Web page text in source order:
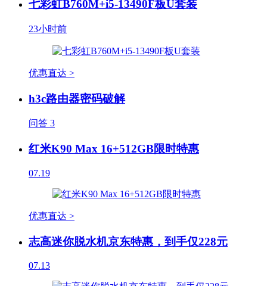
七彩虹B760M+i5-13490F板U套装
23小时前
优惠直达 >
h3c路由器密码破解
问答 3
红米K90 Max 16+512GB限时特惠
07.19
优惠直达 >
志高迷你脱水机京东特惠，到手仅228元
07.13